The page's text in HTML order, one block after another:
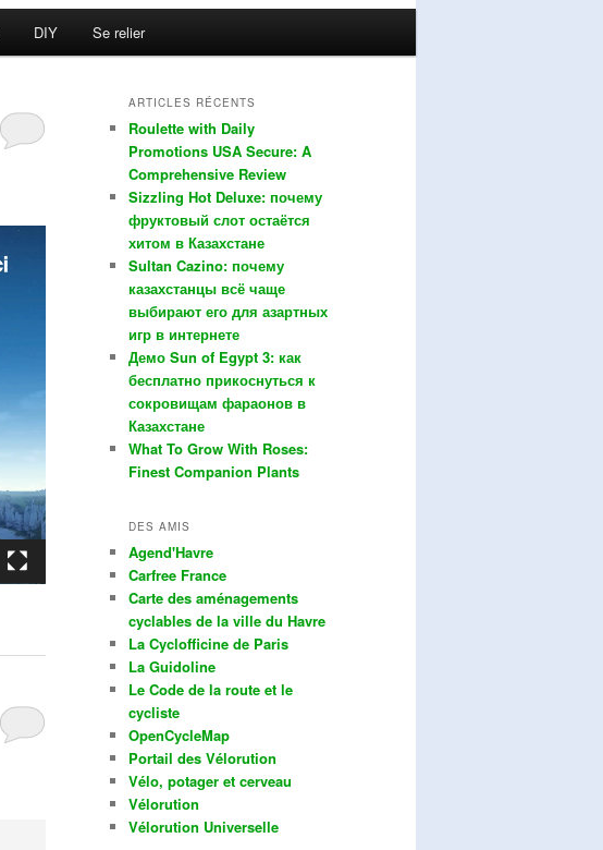
DIY Se relier
ARTICLES RÉCENTS
Roulette with Daily
Promotions USA Secure: A
Comprehensive Review
Sizzling Hot Deluxe: почему
фруктовый слот остаётся
хитом в Казахстане
Sultan Cazino: почему
казахстанцы всё чаще
выбирают его для азартных
игр в интернете
Демо Sun of Egypt 3: как
бесплатно прикоснуться к
сокровищам фараонов в
Казахстане
What To Grow With Roses:
Finest Companion Plants
DES AMIS
Agend'Havre
Carfree France
Carte des aménagements
cyclables de la ville du Havre
La Cyclofficine de Paris
La Guidoline
Le Code de la route et le
cycliste
OpenCycleMap
Portail des Vélorution
Vélo, potager et cerveau
Vélorution
Vélorution Universelle